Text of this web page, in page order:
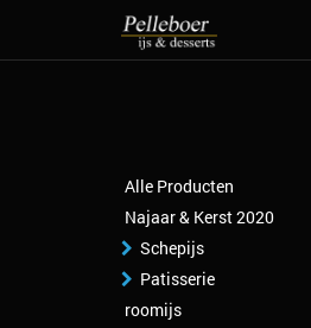
Alle Producten
Najaar & Kerst 2020
Schepijs
Patisserie
roomijs